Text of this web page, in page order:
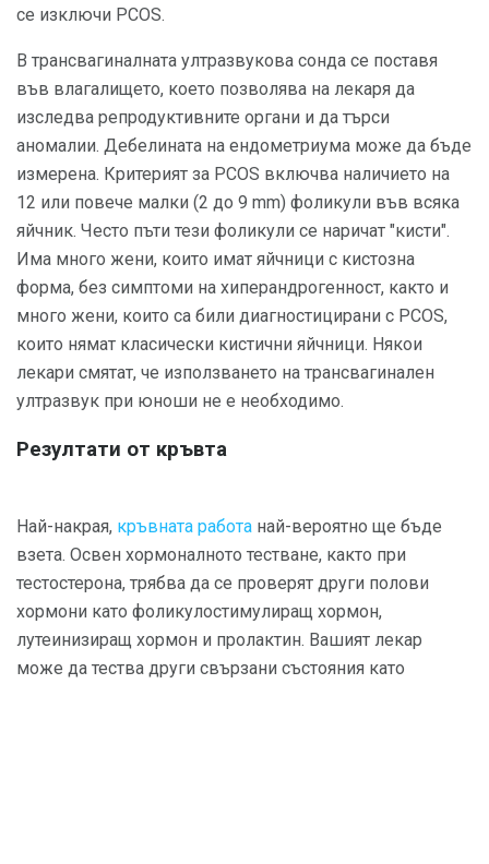
се изключи PCOS.
В трансвагиналната ултразвукова сонда се поставя
във влагалището, което позволява на лекаря да
изследва репродуктивните органи и да търси
аномалии. Дебелината на ендометриума може да бъде
измерена. Критерият за PCOS включва наличието на
12 или повече малки (2 до 9 mm) фоликули във всяка
яйчник. Често пъти тези фоликули се наричат ​​"кисти".
Има много жени, които имат яйчници с кистозна
форма, без симптоми на хиперандрогенност, както и
много жени, които са били диагностицирани с PCOS,
които нямат класически кистични яйчници. Някои
лекари смятат, че използването на трансвагинален
ултразвук при юноши не е необходимо.
Резултати от кръвта
Най-накрая, кръвната работа най-вероятно ще бъде
взета. Освен хормоналното тестване, както при
тестостерона, трябва да се проверят други полови
хормони като фоликулостимулиращ хормон,
лутеинизиращ хормон и пролактин. Вашият лекар
може да тества други свързани състояния като